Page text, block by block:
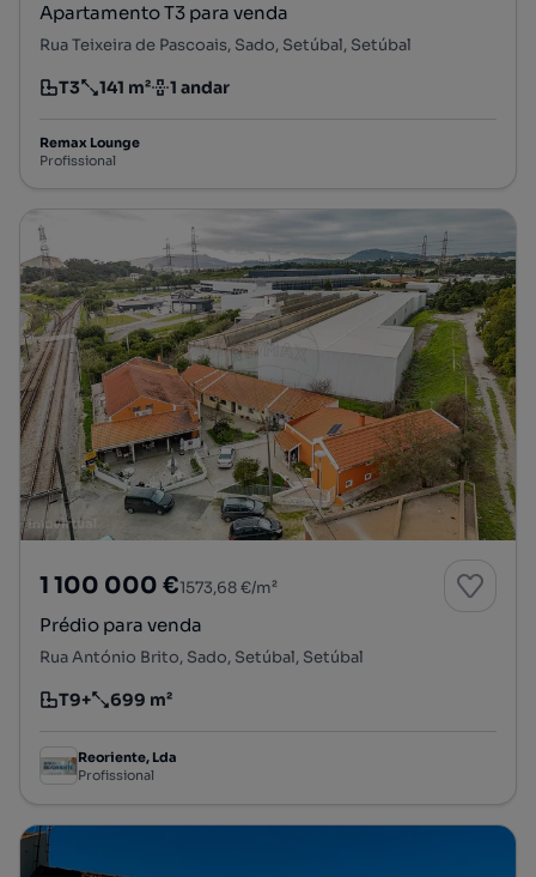
Apartamento T3 para venda
Rua Teixeira de Pascoais, Sado, Setúbal, Setúbal
Tipologia
T3
Preço por metro quadrado
141 m²
Andar 1 andar
Remax Lounge
Profissional
1 100 000 €1573,68 €/m²
Prédio para venda
Rua António Brito, Sado, Setúbal, Setúbal
Tipologia
T9+
Preço por metro quadrado
699 m²
Reoriente, Lda
Profissional